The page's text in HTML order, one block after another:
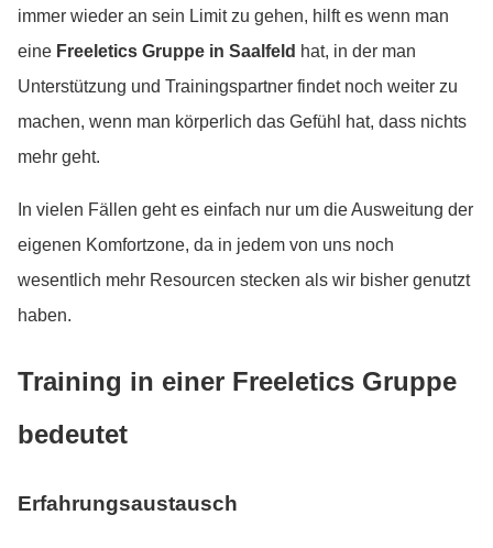
immer wieder an sein Limit zu gehen, hilft es wenn man
eine Freeletics Gruppe in Saalfeld hat, in der man
Unterstützung und Trainingspartner findet noch weiter zu
machen, wenn man körperlich das Gefühl hat, dass nichts
mehr geht.
In vielen Fällen geht es einfach nur um die Ausweitung der
eigenen Komfortzone, da in jedem von uns noch
wesentlich mehr Resourcen stecken als wir bisher genutzt
haben.
Training in einer Freeletics Gruppe
bedeutet
Erfahrungsaustausch